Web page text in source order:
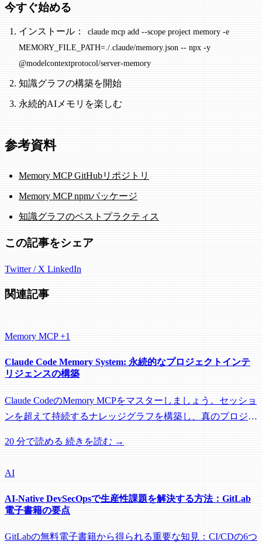
今すぐ始める
インストール：
claude mcp add --scope project memory -e
MEMORY_FILE_PATH=./.claude/memory.json -- npx -y
@modelcontextprotocol/server-memory
知識グラフの構築を開始
永続的AIメモリを楽しむ
参考資料
Memory MCP GitHubリポジトリ
Memory MCP npmパッケージ
知識グラフのベストプラクティス
この記事をシェア
Twitter / X LinkedIn
関連記事
Memory MCP+1
Claude Code Memory System: 永続的なプロジェクトインテ
リジェンスの構築
Claude CodeのMemory MCPをマスターしましょう。セッショ
ンを超えて持続するナレッジグラフを構築し、真のプロジェ
20 分で読める 続きを読む →
AI
AI-Native DevSecOpsで生産性課題を解決する方法：GitLab
電子書籍の要点
GitLabの無料電子書籍から得られる重要な知見：CI/CDの6つ